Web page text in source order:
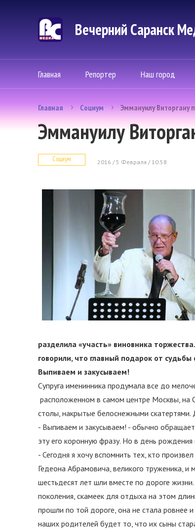
Вечерний Саранск
Главная Репортер Наш город
Главная Социум Эммануилу Виторгану
Эммануилу
Социум 2016 / 5 Февраля / 10:58
разделила «участь» виновника
говорили, что главный подарок от
Выпиваем и закусываем!
Супруга именинника продумала все до
расположенном в самом центре Москвы, на
столы, накрытые белоснежными
- Выпиваем и закусываем! - обычно
эту его коронную фразу. Но в день
- Сегодня я хочу вспомнить тех, кто
Гедеона Абрамовича, великого труженика,
шестьдесят лет шли вместе по дороге
поколения, скамеек для отдыха на этом
прошли по той дороге, она не стала ровнее
наших родителей будет то, что их сыны